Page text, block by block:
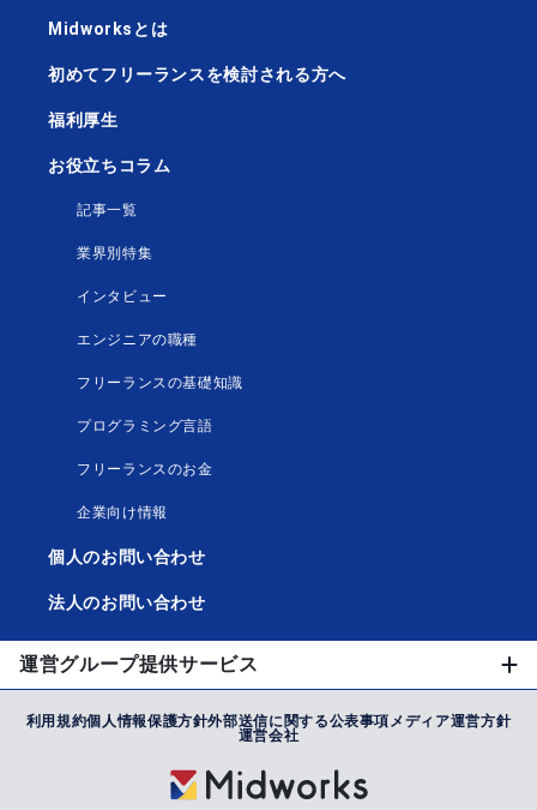
Midworksとは
初めてフリーランスを検討される方へ
福利厚生
お役立ちコラム
記事一覧
業界別特集
インタビュー
エンジニアの職種
フリーランスの基礎知識
プログラミング言語
フリーランスのお金
企業向け情報
個人のお問い合わせ
法人のお問い合わせ
運営グループ提供サービス
利用規約個人情報保護方針外部送信に関する公表事項メディア運営方針
運営会社